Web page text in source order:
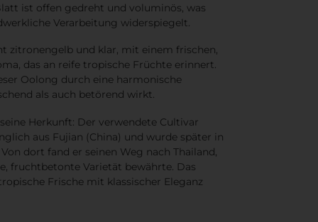
ist offen gedreht und voluminös, was
Verarbeitung widerspiegelt.
zitronengelb und klar, mit einem frischen,
, das an reife tropische Früchte erinnert.
Oolong durch eine harmonische
als auch betörend wirkt.
Herkunft: Der verwendete Cultivar
aus Fujian (China) und wurde später in
dort fand er seinen Weg nach Thailand,
fruchtbetonte Varietät bewährte. Das
Frische mit klassischer Eleganz